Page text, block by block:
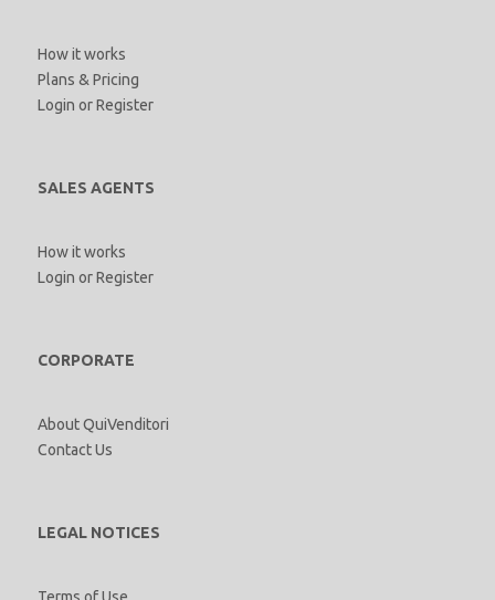
How it works
Plans & Pricing
Login orRegister
SALES AGENTS
How it works
Login orRegister
CORPORATE
About QuiVenditori
Contact Us
LEGAL NOTICES